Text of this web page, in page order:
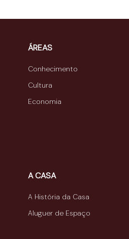
ÁREAS
Conhecimento
Cultura
Economia
A CASA
A História da Casa
Aluguer de Espaço